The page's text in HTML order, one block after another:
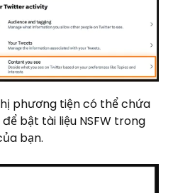
phương tiện có thể chứa
bật tài liệu NSFW trong
bạn.